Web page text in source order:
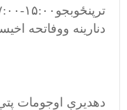
دنارینه ووفاتحه
دهدیرې اوجومات